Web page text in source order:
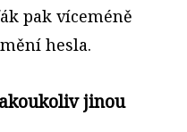
pak víceméně
hesla.
jinou